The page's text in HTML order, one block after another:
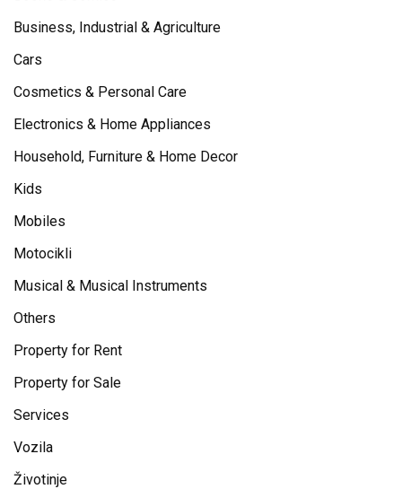
Business, Industrial & Agriculture
Cars
Cosmetics & Personal Care
Electronics & Home Appliances
Household, Furniture & Home Decor
Kids
Mobiles
Motocikli
Musical & Musical Instruments
Others
Property for Rent
Property for Sale
Services
Vozila
Životinje